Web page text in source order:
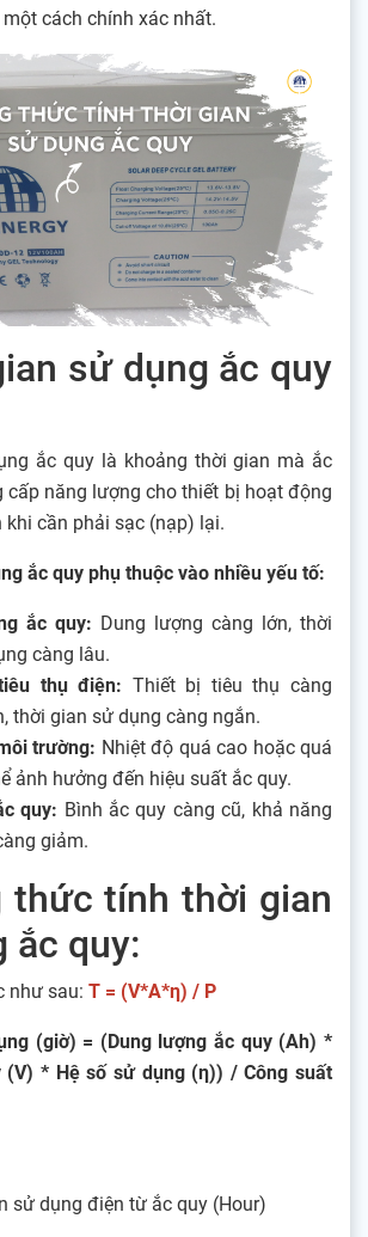
cách chính xác nhất.
sử dụng ắc quy
ắc quy là khoảng thời gian mà ắc
cấp năng lượng cho thiết bị hoạt động
khi cần phải sạc (nạp) lại.
ắc quy phụ thuộc vào nhiều yếu tố:
ắc quy: Dung lượng càng lớn, thời
càng lâu.
thụ điện: Thiết bị tiêu thụ càng
thời gian sử dụng càng ngắn.
trường: Nhiệt độ quá cao hoặc quá
ảnh hưởng đến hiệu suất ắc quy.
quy: Bình ắc quy càng cũ, khả năng
giảm.
thức tính thời gian
ắc quy:
như sau: T = (V*A*η) / P
(giờ) = (Dung lượng ắc quy (Ah) *
(V) * Hệ số sử dụng (η)) / Công suất
sử dụng điện từ ắc quy (Hour)